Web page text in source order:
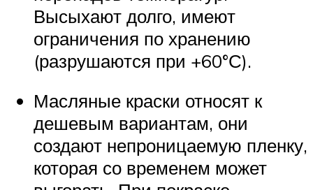
Высыхают долго, имеют
ограничения по хранению
(разрушаются при +60°С).
Масляные краски относят к
дешевым вариантам, они
создают непроницаемую пленку,
которая со временем может